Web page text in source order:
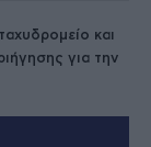
και
για την